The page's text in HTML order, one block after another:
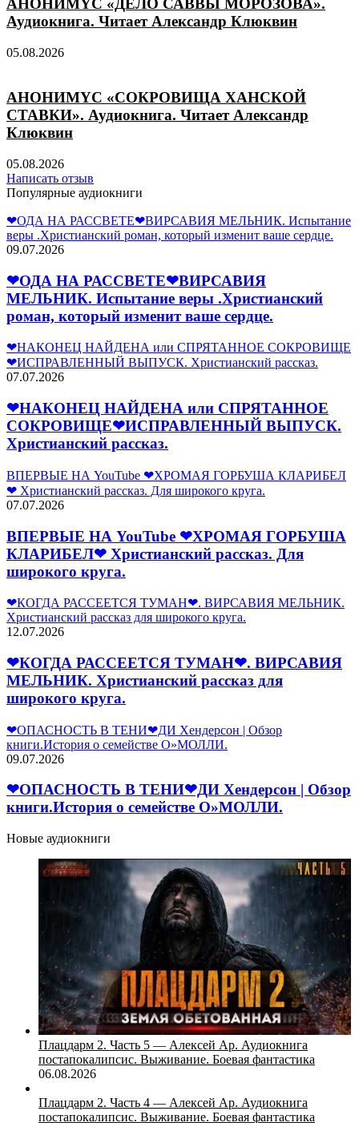
АНОНИМYС «ДЕЛО САВВЫ МОРОЗОВА».
Аудиокнига. Читает Александр Клюквин
05.08.2026
АНОНИМYС «СОКРОВИЩА ХАНСКОЙ
СТАВКИ». Аудиокнига. Читает Александр
Клюквин
05.08.2026
Написать отзыв
Популярные аудиокниги
❤ОДА НА РАССВЕТЕ❤ВИРСАВИЯ МЕЛЬНИК. Испытание
веры .Христианский роман, который изменит ваше сердце.
09.07.2026
❤ОДА НА РАССВЕТЕ❤ВИРСАВИЯ
МЕЛЬНИК. Испытание веры .Христианский
роман, который изменит ваше сердце.
❤НАКОНЕЦ НАЙДЕНА или СПРЯТАННОЕ СОКРОВИЩЕ
❤ИСПРАВЛЕННЫЙ ВЫПУСК. Христианский рассказ.
07.07.2026
❤НАКОНЕЦ НАЙДЕНА или СПРЯТАННОЕ
СОКРОВИЩЕ❤ИСПРАВЛЕННЫЙ ВЫПУСК.
Христианский рассказ.
ВПЕРВЫЕ НА YouTube ❤ХРОМАЯ ГОРБУША КЛАРИБЕЛ
❤ Христианский рассказ. Для широкого круга.
07.07.2026
ВПЕРВЫЕ НА YouTube ❤ХРОМАЯ ГОРБУША
КЛАРИБЕЛ❤ Христианский рассказ. Для
широкого круга.
❤КОГДА РАССЕЕТСЯ ТУМАН❤. ВИРСАВИЯ МЕЛЬНИК.
Христианский рассказ для широкого круга.
12.07.2026
❤КОГДА РАССЕЕТСЯ ТУМАН❤. ВИРСАВИЯ
МЕЛЬНИК. Христианский рассказ для
широкого круга.
❤ОПАСНОСТЬ В ТЕНИ❤ДИ Хендерсон | Обзор
книги.История о семействе О»МОЛЛИ.
09.07.2026
❤ОПАСНОСТЬ В ТЕНИ❤ДИ Хендерсон | Обзор
книги.История о семействе О»МОЛЛИ.
Новые аудиокниги
Плацдарм 2. Часть 5 — Алексей Ар. Аудиокнига
постапокалипсис. Выживание. Боевая фантастика
06.08.2026
Плацдарм 2. Часть 4 — Алексей Ар. Аудиокнига
постапокалипсис. Выживание. Боевая фантастика